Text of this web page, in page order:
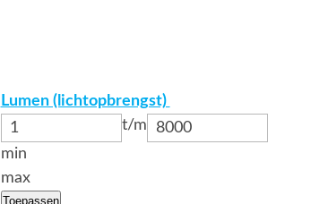
Lumen (lichtopbrengst)
t/m
min
max
Toepassen